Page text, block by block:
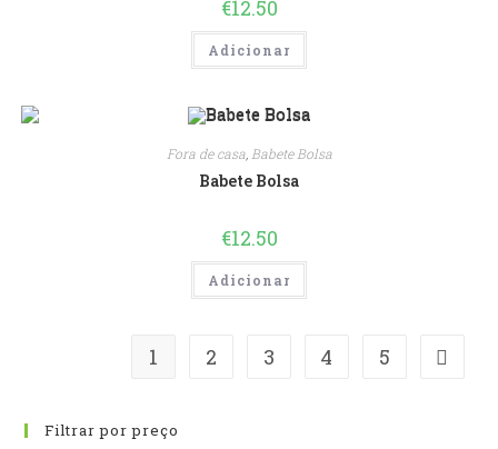
€12.50
Adicionar
Fora de casa, Babete Bolsa
Babete Bolsa
€12.50
Adicionar
1 2 3 4 5
Filtrar por preço